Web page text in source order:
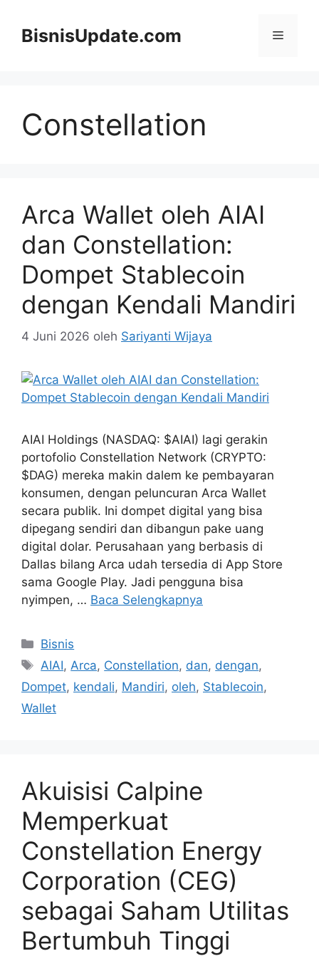
BisnisUpdate.com Menu
Constellation
Arca Wallet oleh AIAI
dan Constellation:
Dompet Stablecoin
dengan Kendali Mandiri
4 Juni 2026 oleh Sariyanti Wijaya
AIAI Holdings (NASDAQ: $AIAI) lagi gerakin
portofolio Constellation Network (CRYPTO:
$DAG) mereka makin dalem ke pembayaran
konsumen, dengan peluncuran Arca Wallet
secara publik. Ini dompet digital yang bisa
dipegang sendiri dan dibangun pake uang
digital dolar. Perusahaan yang berbasis di
Dallas bilang Arca udah tersedia di App Store
sama Google Play. Jadi pengguna bisa
nyimpen, … Baca Selengkapnya
Kategori
Bisnis
Tag
AIAI, Arca, Constellation, dan, dengan,
Dompet, kendali, Mandiri, oleh, Stablecoin,
Wallet
Akuisisi Calpine
Memperkuat
Constellation Energy
Corporation (CEG)
sebagai Saham Utilitas
Bertumbuh Tinggi